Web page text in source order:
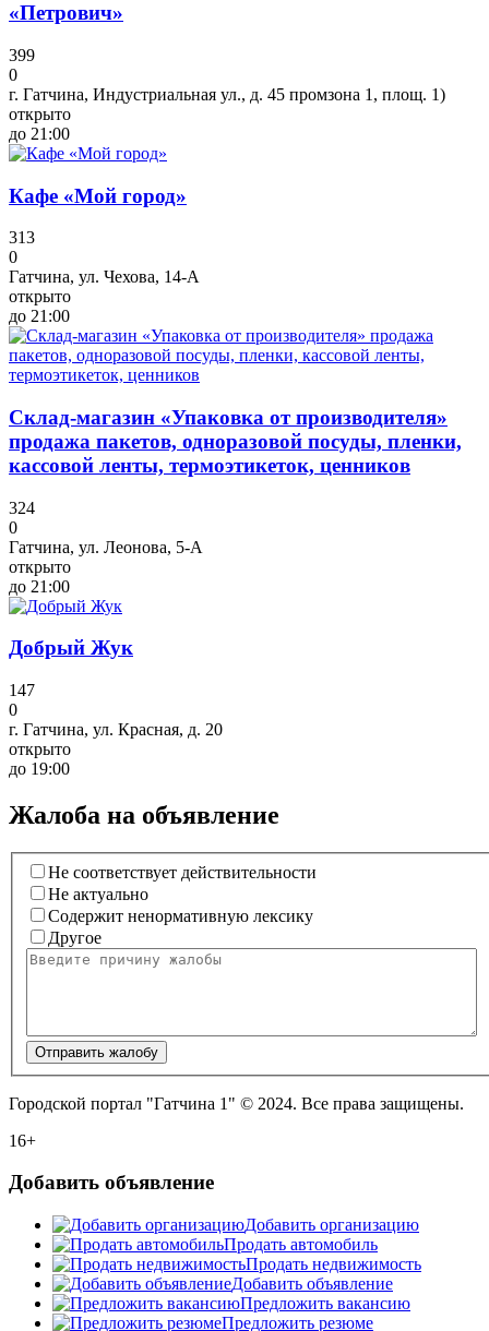
«Петрович»
399
0
г. Гатчина, Индустриальная ул., д. 45 промзона 1, площ. 1)
открыто
до 21:00
Кафе «Мой город»
313
0
Гатчина, ул. Чехова, 14-А
открыто
до 21:00
Склад-магазин «Упаковка от производителя»
продажа пакетов, одноразовой посуды, пленки,
кассовой ленты, термоэтикеток, ценников
324
0
Гатчина, ул. Леонова, 5-А
открыто
до 21:00
Добрый Жук
147
0
г. Гатчина, ул. Красная, д. 20
открыто
до 19:00
Жалоба на объявление
Не соответствует действительности
Не актуально
Содержит ненормативную лексику
Другое
Отправить жалобу
Городской портал "Гатчина 1" © 2024. Все права защищены.
16+
Добавить объявление
Добавить организацию
Продать автомобиль
Продать недвижимость
Добавить объявление
Предложить вакансию
Предложить резюме